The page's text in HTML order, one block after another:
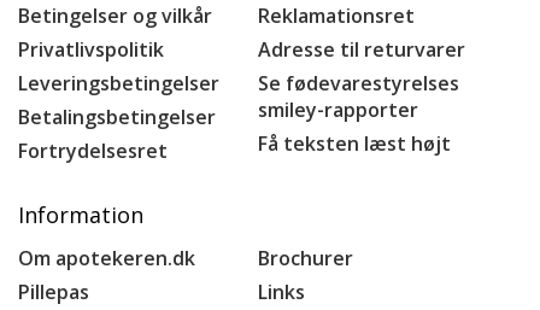
Betingelser og vilkår
Privatlivspolitik
Leveringsbetingelser
Betalingsbetingelser
Fortrydelsesret
Reklamationsret
Adresse til returvarer
Se fødevarestyrelses
smiley-rapporter
Få teksten læst højt
Information
Om apotekeren.dk
Pillepas
Brochurer
Links